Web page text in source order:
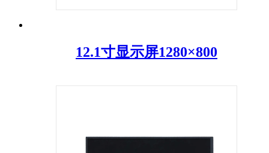
12.1寸显示屏1280×800